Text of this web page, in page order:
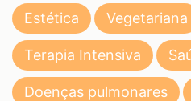
Estética Vegetariana
Terapia Intensiva
Doenças pulmonares